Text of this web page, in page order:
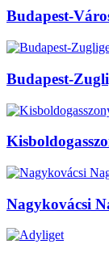
Budapest-
Budapest-
Nagykovácsi